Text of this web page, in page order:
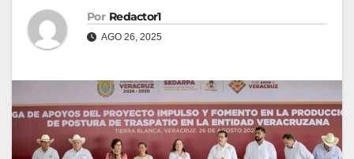
Por Redactor1
AGO 26, 2025